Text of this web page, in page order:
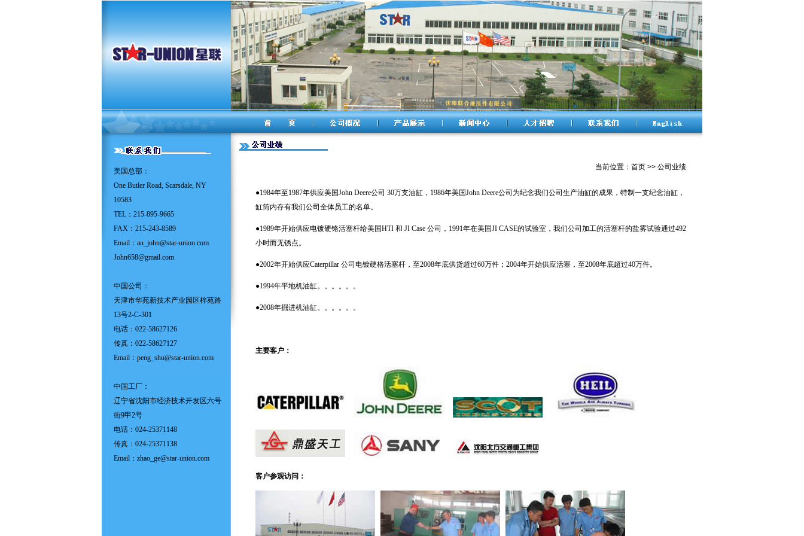
美国总部：
One Butler Road, Scarsdale, NY
10583
TEL：215-895-9665
FAX：215-243-8589
Email： an_john@star-union.com
John658@gmail.com
中国公司：
天津市华苑新技术产业园区梓苑路
13号2-C-301
电话：022-58627126
传真：022-58627127
Email： peng_shu@star-union.com
中国工厂：
辽宁省沈阳市经济技术开发区六号
街9甲2号
电话：024-25371148
传真：024-25371138
Email： zhao_ge@star-union.com
当前位置： 首页 >> 公司业绩
●1984年至1987年供应美国John Deere公司 30万支油缸，1986年美国John Deere公司为纪念我们公司生产油缸的成果，特制一支纪念油缸，
缸筒内存有我们公司全体员工的名单。
●1989年开始供应电镀硬铬活塞杆给美国HTI 和 JI Case 公司，1991年在美国JI CASE的试验室，我们公司加工的活塞杆的盐雾试验通过492
小时而无锈点。
●2002年开始供应Caterpillar 公司电镀硬格活塞杆，至2008年底供货超过60万件；2004年开始供应活塞，至2008年底超过40万件。
●1994年平地机油缸。。。。。。
●2008年掘进机油缸。。。。。。
主要客户：
客户参观访问：